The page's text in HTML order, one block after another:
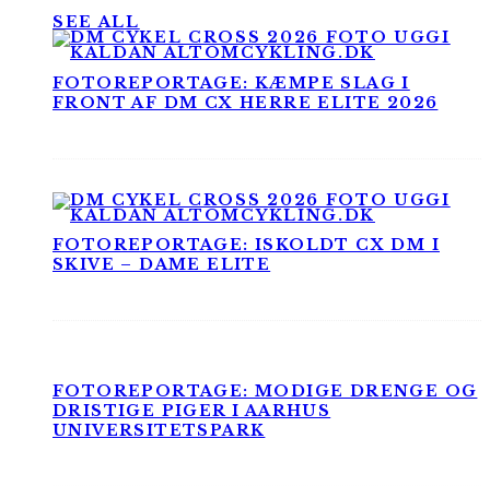
SEE ALL
FOTOREPORTAGE: KÆMPE SLAG I
FRONT AF DM CX HERRE ELITE 2026
FOTOREPORTAGE: ISKOLDT CX DM I
SKIVE – DAME ELITE
FOTOREPORTAGE: MODIGE DRENGE OG
DRISTIGE PIGER I AARHUS
UNIVERSITETSPARK